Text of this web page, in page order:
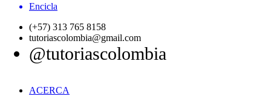
Encicla
(+57) 313 765 8158
tutoriascolombia@gmail.com
@tutoriascolombia
ACERCA